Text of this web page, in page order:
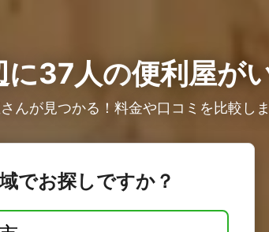
に37人の便利屋が
んが見つかる！料金や口コミを比較し
でお探しですか？